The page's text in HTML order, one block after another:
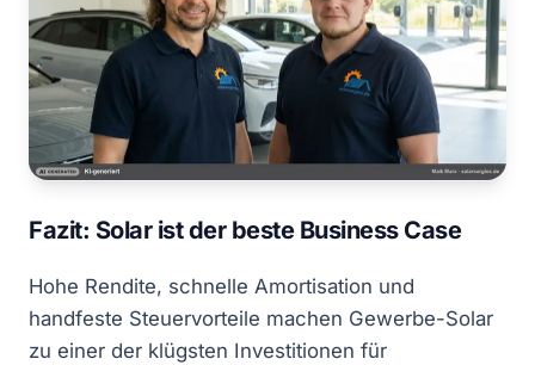
Fazit: Solar ist der beste Business Case
Hohe Rendite, schnelle Amortisation und
handfeste Steuervorteile machen Gewerbe-Solar
zu einer der klügsten Investitionen für